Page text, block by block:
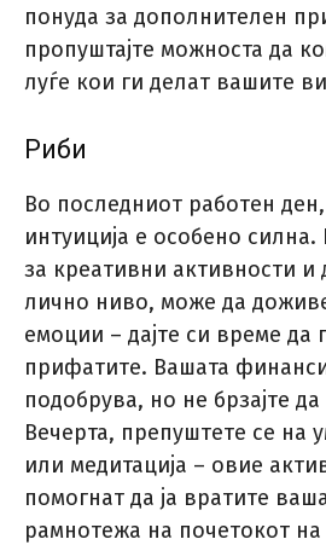
понуда за дополнителен
пропуштајте можноста да
луѓе кои ги делат вашите
Риби
Во последниот работен
интуиција е особено
за креативни активности и
лично ниво, може да
емоции – дајте си време да
прифатите. Вашата
подобрува, но не брзајте
Вечерта, препуштете се на
или медитација – овие
помогнат да ја вратите
рамнотежа на почетокот